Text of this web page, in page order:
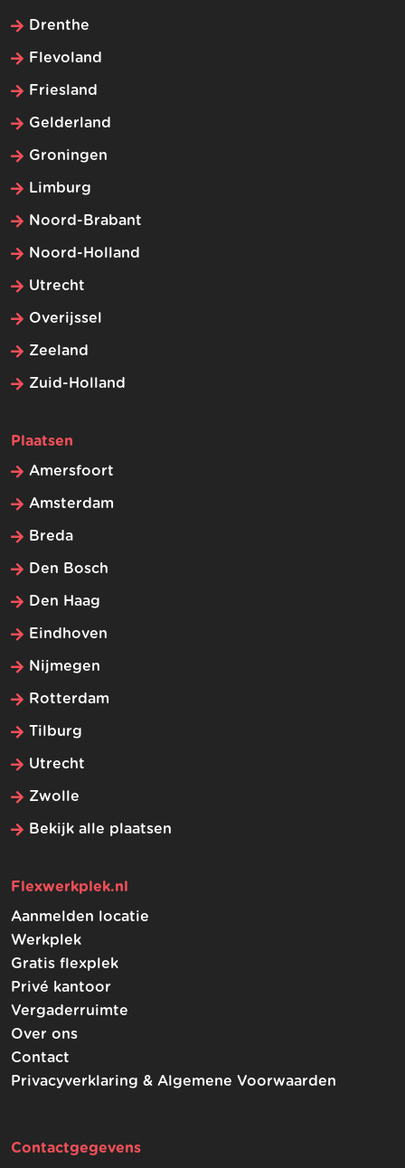
Flexwerkplek.nl
Aanmelden locatie
Werkplek
Gratis flexplek
Privé kantoor
Vergaderruimte
Over ons
Contact
Privacyverklaring & Algemene Voorwaarden
Drenthe
Flevoland
Friesland
Gelderland
Groningen
Limburg
Noord-Brabant
Noord-Holland
Utrecht
Overijssel
Zeeland
Zuid-Holland
Plaatsen
Amersfoort
Amsterdam
Breda
Den Bosch
Den Haag
Eindhoven
Nijmegen
Rotterdam
Tilburg
Utrecht
Zwolle
Bekijk alle plaatsen
Contactgegevens